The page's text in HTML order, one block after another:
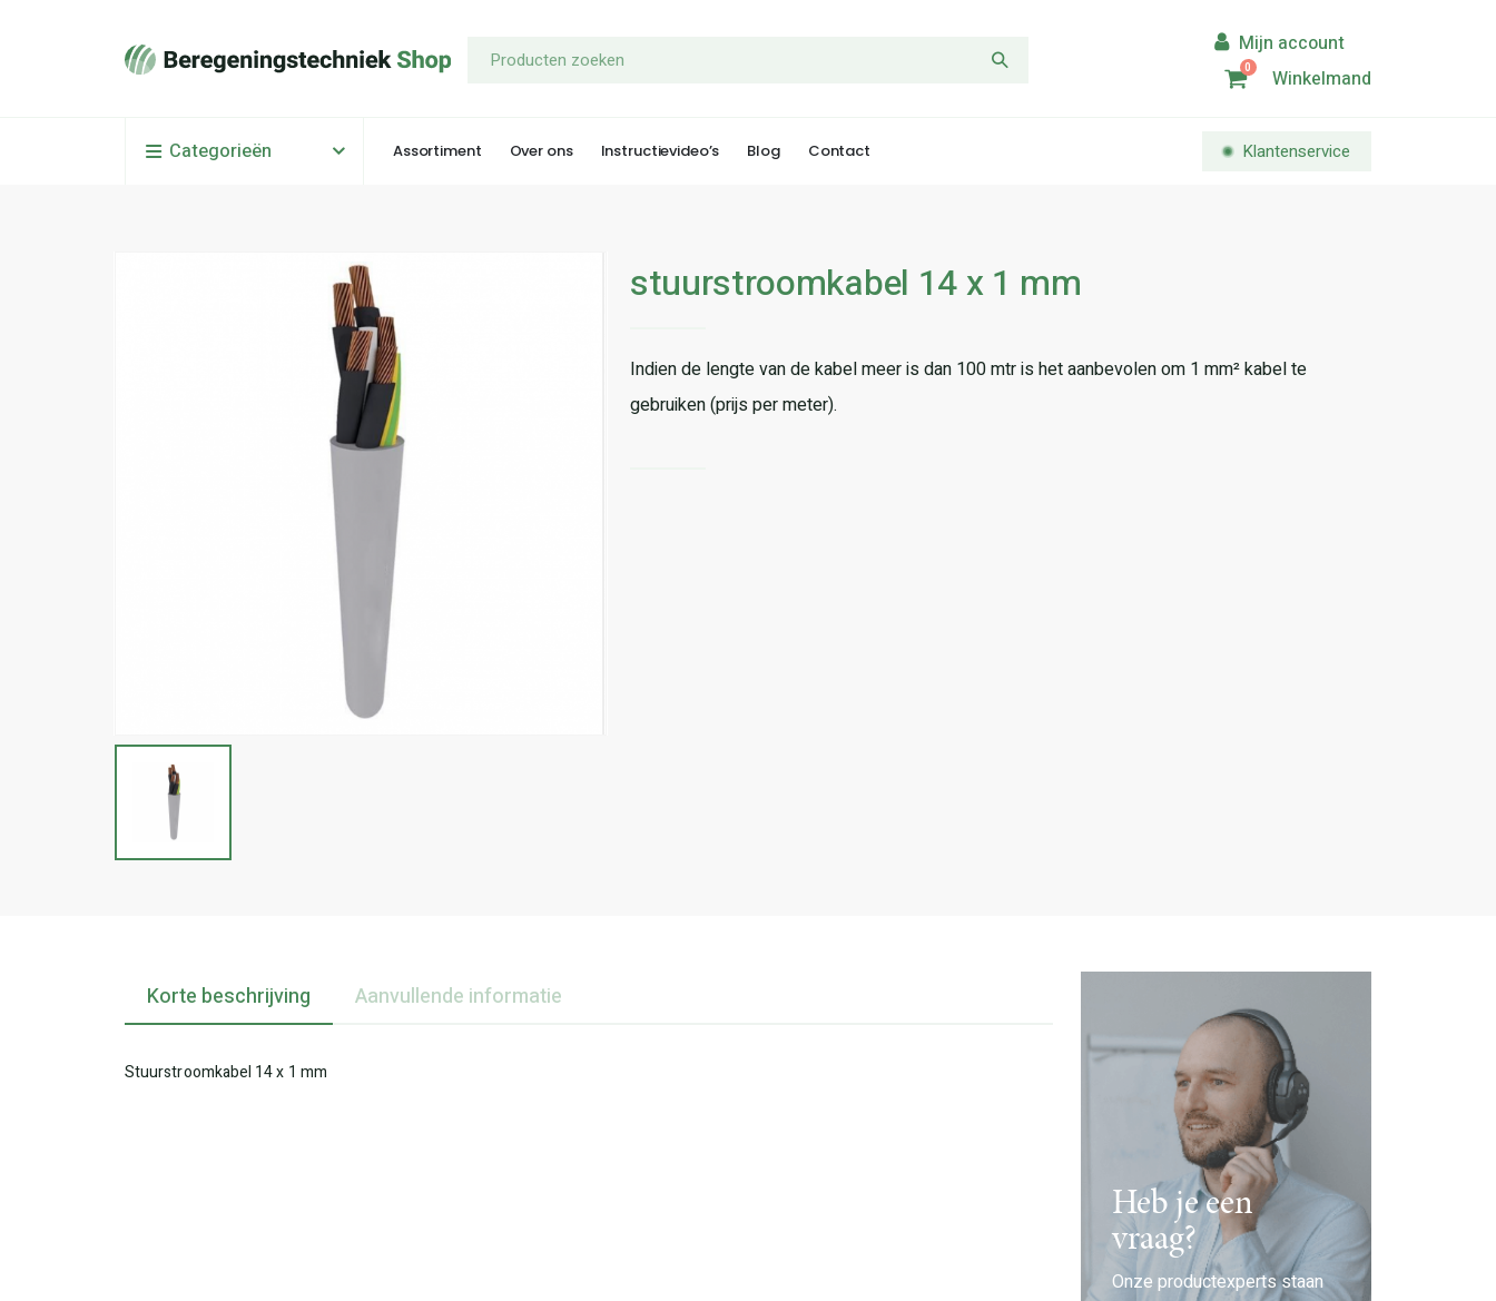
0 Winkelmand
Categorieën Assortiment Over ons Instructievideo’s Blog Contact Klantenservice
stuurstroomkabel 14 x 1 mm
Indien de lengte van de kabel meer is dan 100 mtr is het aanbevolen om 1 mm² kabel te
gebruiken (prijs per meter).
Korte beschrijving Aanvullende informatie
Stuurstroomkabel 14 x 1 mm
Heb je een
vraag?
Onze productexperts staan